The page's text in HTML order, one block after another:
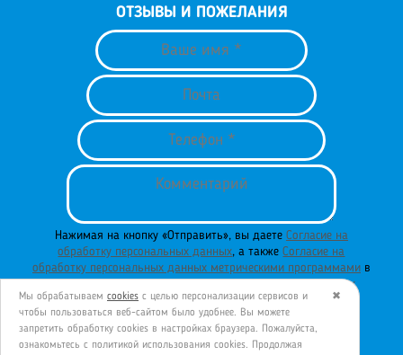
ОТЗЫВЫ И ПОЖЕЛАНИЯ
Нажимая на кнопку «Отправить», вы даете Согласие на
обработку персональных данных, а такжеСогласие на
обработку персональных данных метрическими программамив
Политики обработки персональных
данных. ✖
Мы обрабатываем cookies с целью персонализации сервисов и
чтобы пользоваться веб-сайтом было удобнее. Вы можете
запретить обработку сookies в настройках браузера. Пожалуйста,
ознакомьтесь с политикой использования cookies. Продолжая